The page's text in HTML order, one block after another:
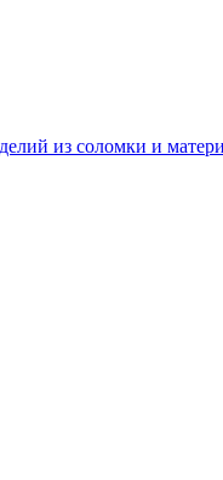
из соломки и